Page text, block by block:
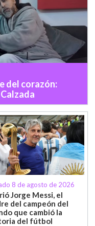
del corazón:
8 de agosto de 2026
Jorge Messi, el
del campeón del
que cambió la
del fútbol